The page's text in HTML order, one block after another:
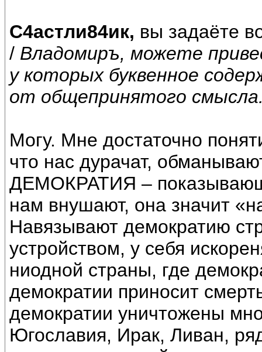
С4астли84ик, вы задаёте
/ Владомиръ, можете
у которых буквенное
от общепринятого
Могу. Мне достаточно
что нас дурачат,
ДЕМОКРАТИЯ –
нам внушают, она значит
Навязывают демократию
устройством, у себя
ниодной страны, где
демократии приносит
демократии уничтожены
Югославия, Ирак, Ливан,